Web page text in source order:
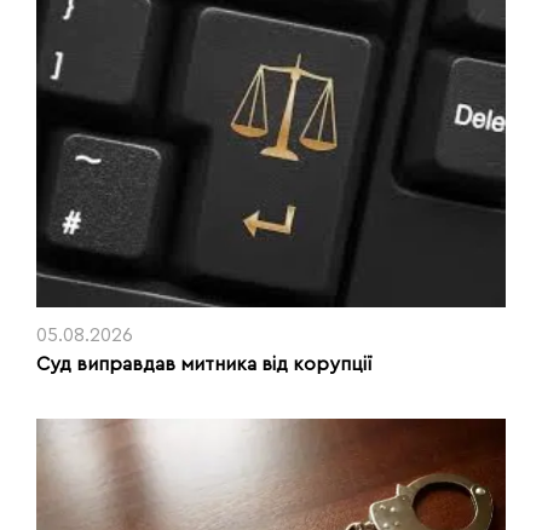
05.08.2026
Суд виправдав митника від корупції